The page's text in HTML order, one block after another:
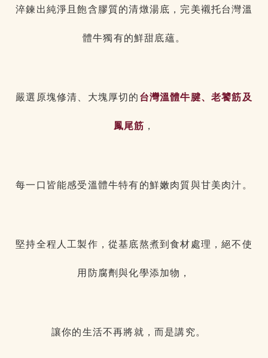
淬鍊出純淨且飽含膠質的清燉湯底，完美襯托台灣溫
體牛獨有的鮮甜底蘊。
嚴選原塊修清、大塊厚切的台灣溫體牛腱、老饕筋及
鳳尾筋 ，
每一口皆能感受溫體牛特有的鮮嫩肉質與甘美肉汁。
堅持全程人工製作，從基底熬煮到食材處理，絕不使
用防腐劑與化學添加物，
讓你的生活不再將就，而是講究。